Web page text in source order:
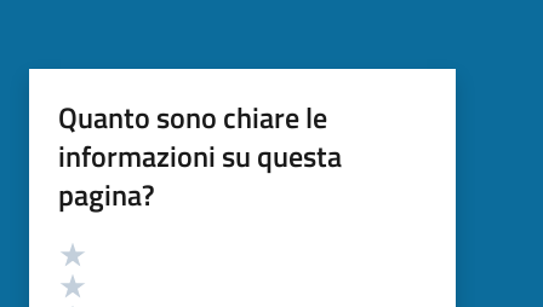
Quanto sono chiare le
informazioni su questa
pagina?
Valutazione